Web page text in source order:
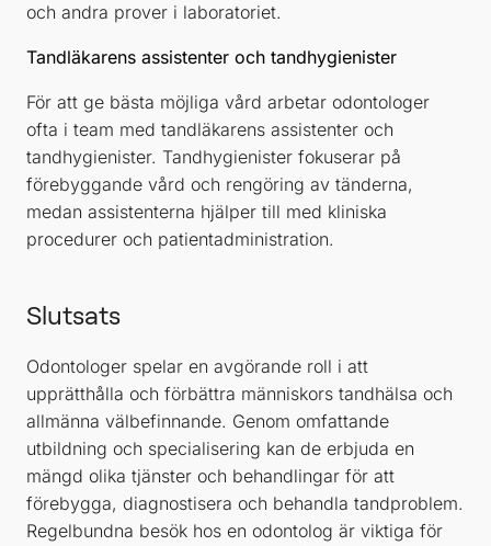
och andra prover i laboratoriet.
Tandläkarens assistenter och tandhygienister
För att ge bästa möjliga vård arbetar odontologer
ofta i team med tandläkarens assistenter och
tandhygienister. Tandhygienister fokuserar på
förebyggande vård och rengöring av tänderna,
medan assistenterna hjälper till med kliniska
procedurer och patientadministration.
Slutsats
Odontologer spelar en avgörande roll i att
upprätthålla och förbättra människors tandhälsa och
allmänna välbefinnande. Genom omfattande
utbildning och specialisering kan de erbjuda en
mängd olika tjänster och behandlingar för att
förebygga, diagnostisera och behandla tandproblem.
Regelbundna besök hos en odontolog är viktiga för